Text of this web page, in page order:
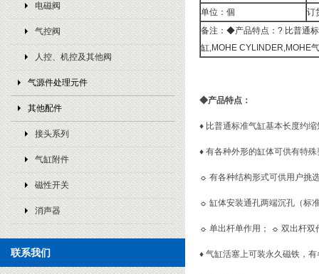
电磁阀
气控阀
人控、机控及其他阀
气源件处理元件
其他配件
接头系列
气缸附件
磁性开关
消声器
联系我们
单位：個
订
备注：◆产品特点：? 比普通
缸,MOHE CYLINDER,MOHE
◆产品特点：
♦ 比普通标准气缸基本长度约
♦ 有各种外形的缸体可供有特
☼ 有各种结构形式可供用户挑
☼ 缸体安装通孔两端沉孔（标
☼ 单出杆单作用； ☼ 双出杆双
♦ 气缸活塞上可装永久磁铁，